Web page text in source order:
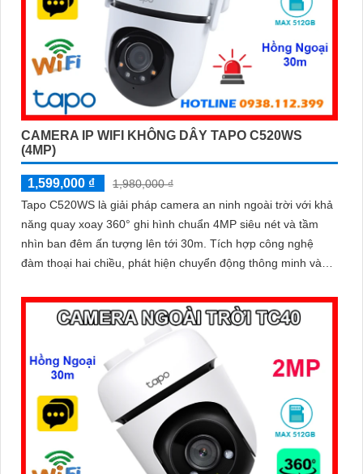
CAMERA IP WIFI KHÔNG DÂY TAPO C520WS
(4MP)
1,599,000 ₫
1,980,000 ₫
Tapo C520WS là giải pháp camera an ninh ngoài trời với khả
năng quay xoay 360° ghi hình chuẩn 4MP siêu nét và tầm
nhìn ban đêm ấn tượng lên tới 30m. Tích hợp công nghệ
đàm thoại hai chiều, phát hiện chuyển động thông minh và
bất cứ đâu